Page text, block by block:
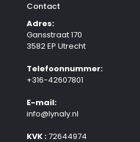
Contact
Adres:
Gansstraat 170
3582 EP Utrecht
Telefoonnummer:
+316-42607801
E-mail:
info@lynaly.nl
KVK :72644974